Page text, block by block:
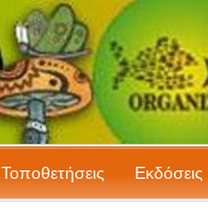
Τοποθετήσεις Εκδόσεις